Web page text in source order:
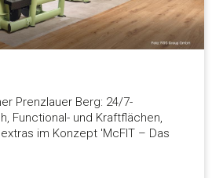
Prenzlauer Berg: 24/7-
Functional- und Kraftflächen,
im Konzept 'McFIT – Das